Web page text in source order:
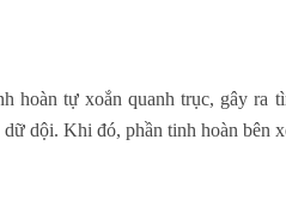
hoàn tự xoắn quanh trục, gây ra
dội. Khi đó, phần tinh hoàn bên